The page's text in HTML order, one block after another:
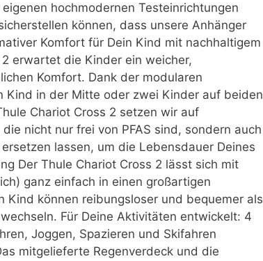
hochmodernen Testeinrichtungen
können, dass unsere Anhänger
Komfort für Dein Kind mit nachhaltigem
erwartet die Kinder ein weicher,
Komfort. Dank der modularen
Kind in der Mitte oder zwei Kinder auf beiden
Chariot Cross 2 setzen wir auf
nicht nur frei von PFAS sind, sondern auch
lassen, um die Lebensdauer Deines
Der Thule Chariot Cross 2 lässt sich mit
ganz einfach in einen großartigen
Kind können reibungsloser und bequemer als
Für Deine Aktivitäten entwickelt: 4
Joggen, Spazieren und Skifahren
mitgelieferte Regenverdeck und die